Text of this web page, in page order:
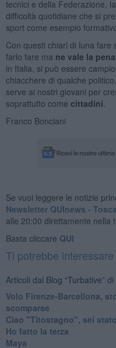
tecnici e della Federazione,
difficoltà quotidiane che si
sport come esempio
Con questi chiari di luna fare
farlo fare ma ne vale la pena
in Italia, si può essere
chiacchere di qualche
serve ai nostri giovani per
soprattutto come cittadini
Franco Bonciani
Se vuoi leggere le notizie
Newsletter QUInews -
alle 20:00 direttamente nella
Basta cliccare QUI
Ti potrebbe
Articoli dal Blog “Turbative”
Volo Firenze-Barcellona,
scomparse
Ciao "Titostagno", sei
Ho fatto la terza
Maya